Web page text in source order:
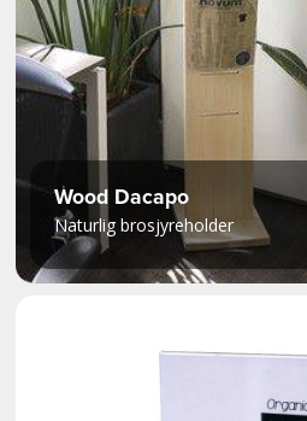
Wood Dacapo
Naturlig brosjyreholder